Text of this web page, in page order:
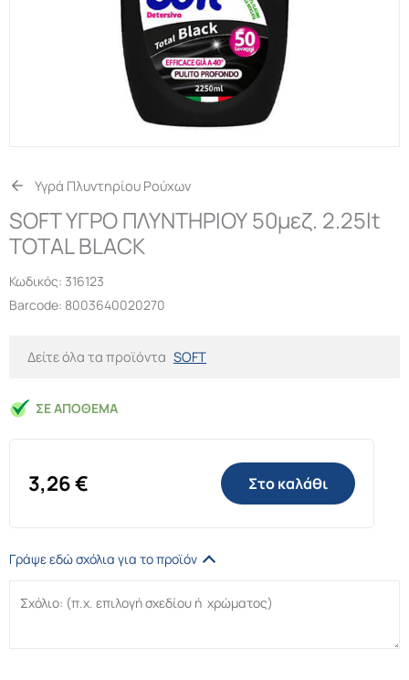
Υγρά Πλυντηρίου Ρούχων
SOFT ΥΓΡΟ ΠΛΥΝΤΗΡΙΟΥ 50μεζ. 2.25lt
TOTAL BLACK
Κωδικός: 316123
Barcode: 8003640020270
Δείτε όλα τα προϊόντα SOFT
ΣΕ ΑΠΌΘΕΜΑ
3,26€ Στο καλάθι
Γράψε εδώ σχόλια για το προϊόν